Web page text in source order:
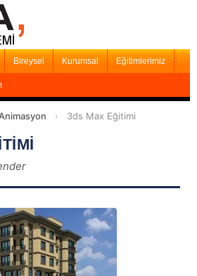
Bireysel Kurumsal Eğitimlerimiz
› 3ds Max Eğitimi